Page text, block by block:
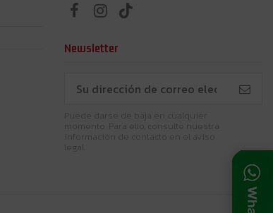
Newsletter
Puede darse de baja en cualquier
momento. Para ello, consulte nuestra
información de contacto en el aviso
legal.